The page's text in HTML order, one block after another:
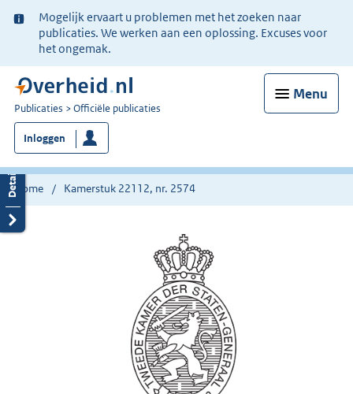
Ter
informatie:
Mogelijk ervaart u problemen met het zoeken naar
publicaties. We werken aan een oplossing. Excuses voor
het ongemak.
Menu
U
bent
nu
hier:
Publicaties Officiële publicaties
Inloggen
Home Kamerstuk 22112, nr. 2574